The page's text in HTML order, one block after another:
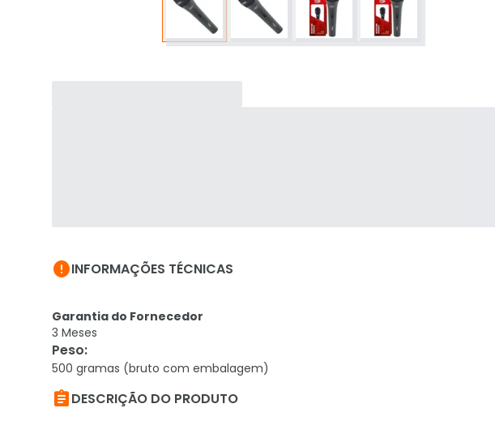
INFORMAÇÕES TÉCNICAS
Garantia do Fornecedor
3 Meses
Peso:
500 gramas (bruto com embalagem)
DESCRIÇÃO DO PRODUTO